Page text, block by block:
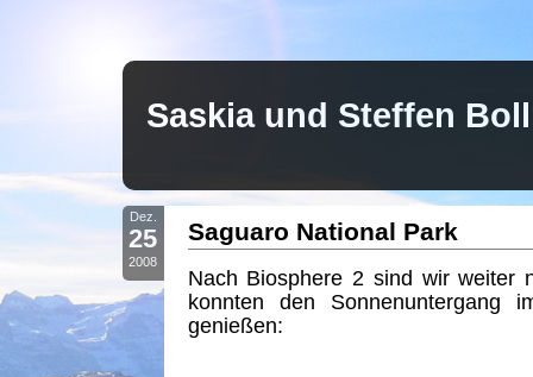
Saskia und Steffen
Dez.
25
2008
Saguaro National Park
Nach Biosphere 2 sind wir weiter
konnten den Sonnenuntergang
genießen: